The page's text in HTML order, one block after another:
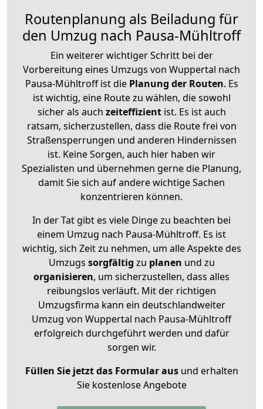
Routenplanung als Beiladung für
den Umzug nach Pausa-Mühltroff
Ein weiterer wichtiger Schritt bei der
Vorbereitung eines Umzugs von Wuppertal nach
Pausa-Mühltroff ist diePlanung der Routen. Es
ist wichtig, eine Route zu wählen, die sowohl
sicher als auch zeiteffizientist. Es ist auch
ratsam, sicherzustellen, dass die Route frei von
Straßensperrungen und anderen Hindernissen
ist. Keine Sorgen, auch hier haben wir
Spezialisten und übernehmen gerne die Planung,
damit Sie sich auf andere wichtige Sachen
konzentrieren können.
In der Tat gibt es viele Dinge zu beachten bei
einem Umzug nach Pausa-Mühltroff. Es ist
wichtig, sich Zeit zu nehmen, um alle Aspekte des
Umzugs sorgfältig zu planen und zu
organisieren, um sicherzustellen, dass alles
reibungslos verläuft. Mit der richtigen
Umzugsfirma kann ein deutschlandweiter
Umzug von Wuppertal nach Pausa-Mühltroff
erfolgreich durchgeführt werden und dafür
sorgen wir.
Füllen Sie jetzt das Formular ausund erhalten
Sie kostenlose Angebote